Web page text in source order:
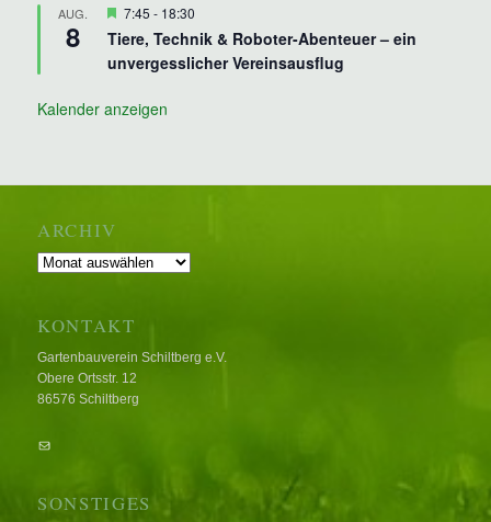
AUG.
8
Hervorgehoben
7:45 - 18:30
Tiere, Technik & Roboter-Abenteuer – ein
unvergesslicher Vereinsausflug
Kalender anzeigen
ARCHIV
Archiv
KONTAKT
Gartenbauverein Schiltberg e.V.
Obere Ortsstr. 12
86576 Schiltberg
E-Mail
SONSTIGES